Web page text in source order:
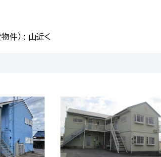
件） : 山近く